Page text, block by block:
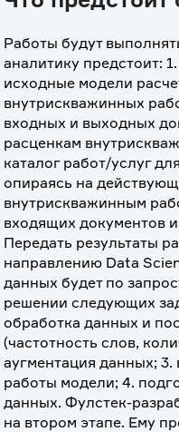
Работы будут
аналитику предстоит:
исходные модели
внутрискважинных
входных и выходных
расценкам
каталог работ/услуг
опираясь на
внутрискважинным
входящих документов
Передать результаты
направлению Data
данных будет по
решении следующих
обработка данных и
(частотность слов,
аугментация данных; 3.
работы модели; 4.
данных. Фулстек-
на втором этапе. Ему